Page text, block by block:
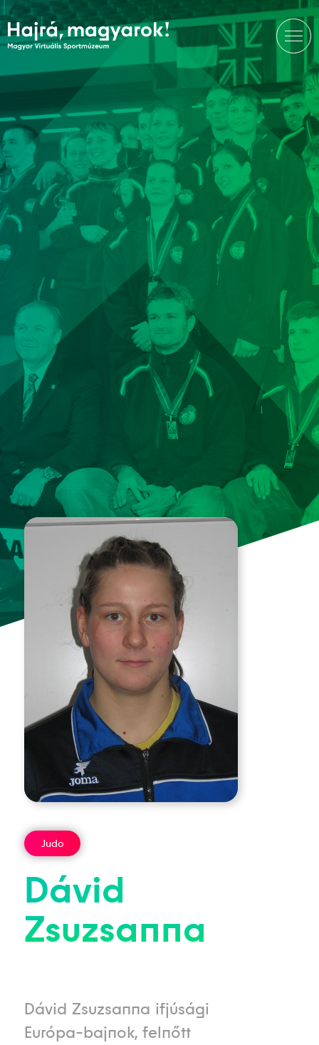
Judo
Dávid
Zsuzsanna
Dávid Zsuzsanna ifjúsági
Európa-bajnok, felnőtt